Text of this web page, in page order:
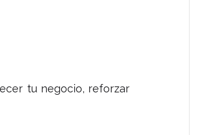
tu negocio, reforzar